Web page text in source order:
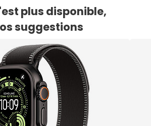
plus disponible,
suggestions